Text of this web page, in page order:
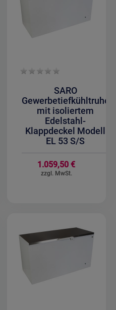
SARO
Gewerbetiefkühltruhe
mit isoliertem
Edelstahl-
Klappdeckel Modell
EL 53 S/S
1.059,50 €